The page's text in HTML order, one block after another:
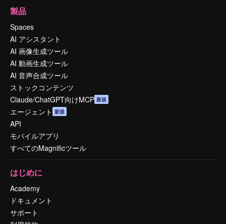
製品
Spaces
AI アシスタント
AI 画像生成ツール
AI 動画生成ツール
AI 音声合成ツール
ストックコンテンツ
Claude/ChatGPT向けMCP 新規
エージェント 新規
API
モバイルアプリ
すべてのMagnificツール
はじめに
Academy
ドキュメント
サポート